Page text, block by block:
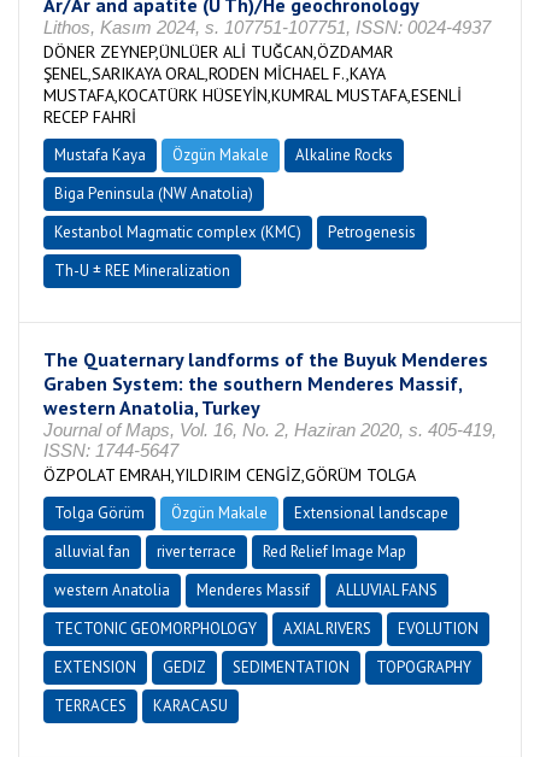
Ar/Ar and apatite (U Th)/He geochronology
Lithos, Kasım 2024, s. 107751-107751, ISSN: 0024-4937
DÖNER ZEYNEP,ÜNLÜER ALİ TUĞCAN,ÖZDAMAR
ŞENEL,SARIKAYA ORAL,RODEN MİCHAEL F.,KAYA
MUSTAFA,KOCATÜRK HÜSEYİN,KUMRAL MUSTAFA,ESENLİ
RECEP FAHRİ
Mustafa Kaya Özgün Makale
Alkaline Rocks
Biga Peninsula (NW Anatolia)
Kestanbol Magmatic complex (KMC)
Petrogenesis
Th-U ± REE Mineralization
The Quaternary landforms of the Buyuk Menderes
Graben System: the southern Menderes Massif,
western Anatolia, Turkey
Journal of Maps, Vol. 16, No. 2, Haziran 2020, s. 405-419,
ISSN: 1744-5647
ÖZPOLAT EMRAH,YILDIRIM CENGİZ,GÖRÜM TOLGA
Tolga Görüm Özgün Makale
Extensional landscape
alluvial fan
river terrace
Red Relief Image Map
western Anatolia
Menderes Massif
ALLUVIAL FANS
TECTONIC GEOMORPHOLOGY
AXIAL RIVERS
EVOLUTION
EXTENSION
GEDIZ SEDIMENTATION
TOPOGRAPHY
TERRACES
KARACASU